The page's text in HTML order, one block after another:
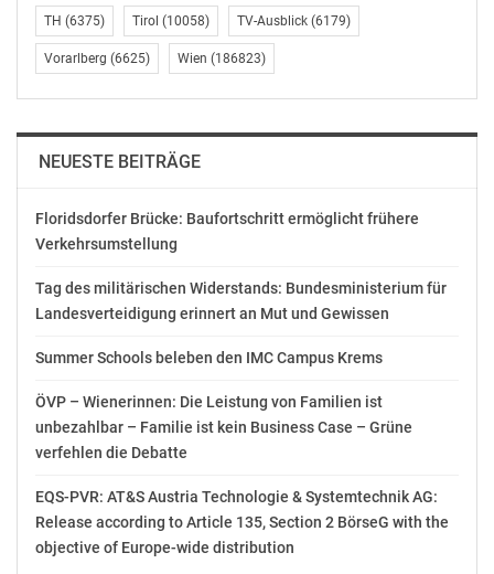
TH (6375) Tirol (10058) TV-Ausblick (6179)
Vorarlberg (6625) Wien (186823)
NEUESTE BEITRÄGE
Floridsdorfer Brücke: Baufortschritt ermöglicht frühere
Verkehrsumstellung
Tag des militärischen Widerstands: Bundesministerium für
Landesverteidigung erinnert an Mut und Gewissen
Summer Schools beleben den IMC Campus Krems
ÖVP – Wienerinnen: Die Leistung von Familien ist
unbezahlbar – Familie ist kein Business Case – Grüne
verfehlen die Debatte
EQS-PVR: AT&S Austria Technologie & Systemtechnik AG:
Release according to Article 135, Section 2 BörseG with the
objective of Europe-wide distribution